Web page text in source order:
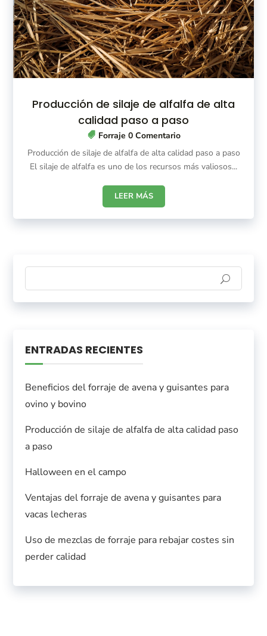
Producción de silaje de alfalfa de alta
calidad paso a paso
Forraje 0 Comentario
Producción de silaje de alfalfa de alta calidad paso a paso
El silaje de alfalfa es uno de los recursos más valiosos...
LEER MÁS
ENTRADAS RECIENTES
Beneficios del forraje de avena y guisantes para
ovino y bovino
Producción de silaje de alfalfa de alta calidad paso
a paso
Halloween en el campo
Ventajas del forraje de avena y guisantes para
vacas lecheras
Uso de mezclas de forraje para rebajar costes sin
perder calidad